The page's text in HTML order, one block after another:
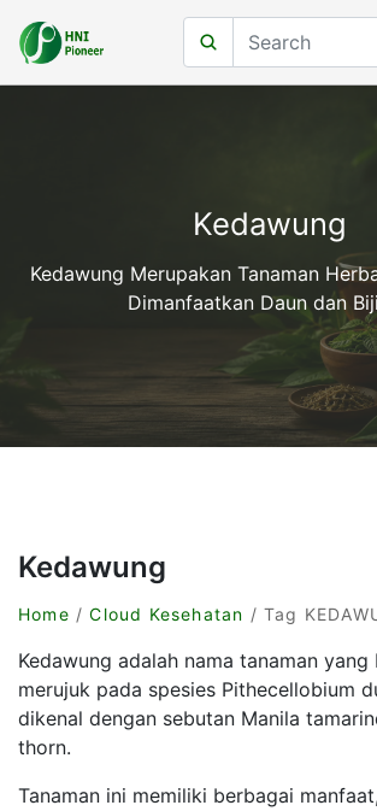
Kedawung
Kedawung Merupakan Tanaman
Dimanfaatkan Daun dan
Kedawung
Home /Cloud Kesehatan / Tag
Kedawung adalah nama tanaman yang
merujuk pada spesies Pithecellobium
dikenal dengan sebutan Manila
thorn.
Tanaman ini memiliki berbagai